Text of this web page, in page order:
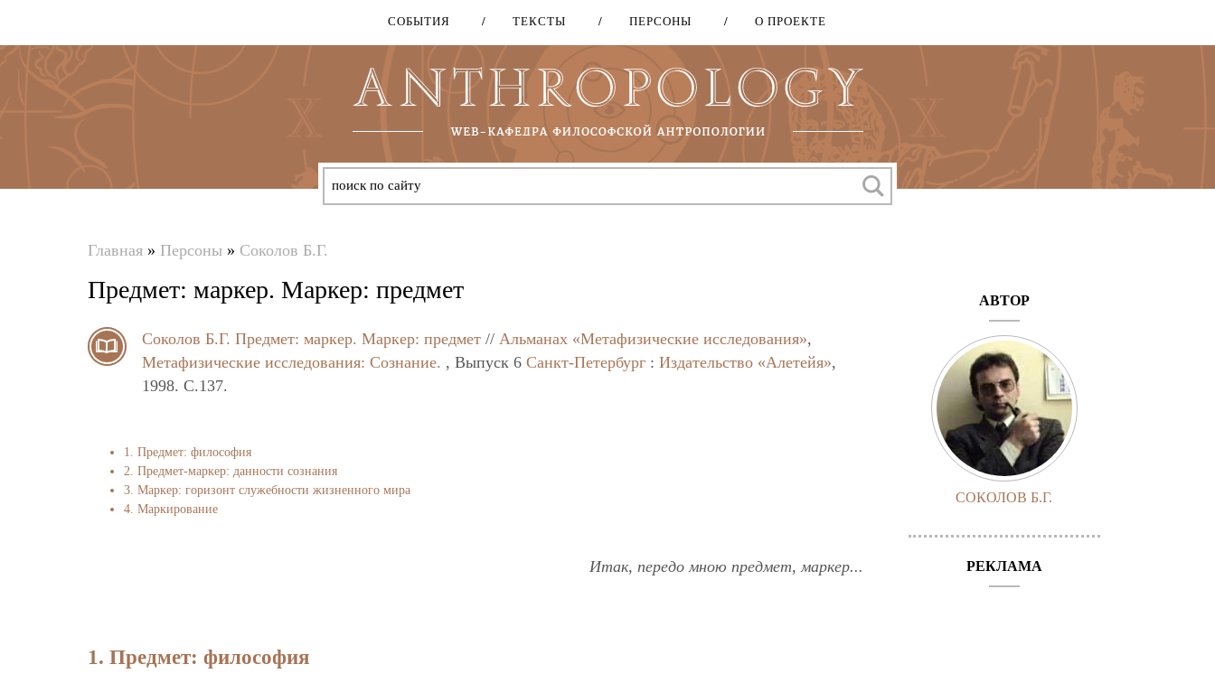
Перейти
основному
содержанию
СОБЫТИЯ ТЕКСТЫ ПЕРСОНЫ О ПРОЕКТЕ
здесь
Главная » Персоны » Соколов Б.Г.
Предмет: маркер. Маркер: предмет
Соколов Б.Г. Предмет: маркер. Маркер: предмет // Альманах «Метафизические исследования»,
Метафизические исследования: Сознание. , Выпуск 6 Санкт-Петербург : Издательство «Алетейя»,
1998. C.137.
1. Предмет: философия
2. Предмет-маркер: данности сознания
3. Маркер: горизонт служебности жизненного мира
4. Маркирование
Итак, передо мною предмет, маркер...
1. Предмет: философия
АВТОР
СОКОЛОВ Б.Г.
РЕКЛАМА